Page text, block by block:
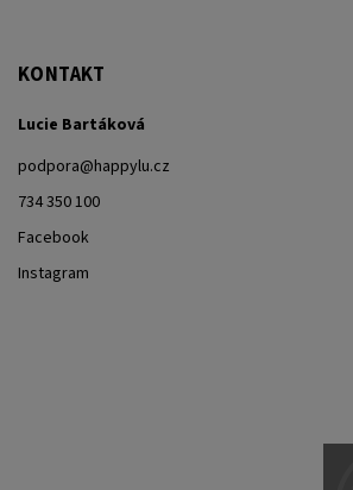
KONTAKT
Lucie Bartáková
podpora@happylu.cz
734 350 100
Facebook
Instagram